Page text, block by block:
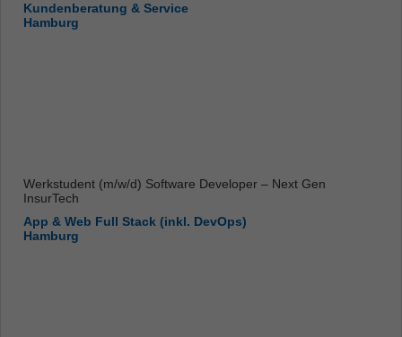
Kundenberatung & Service
Hamburg
Werkstudent (m/w/d) Software Developer – Next Gen
InsurTech
App & Web Full Stack (inkl. DevOps)
Hamburg